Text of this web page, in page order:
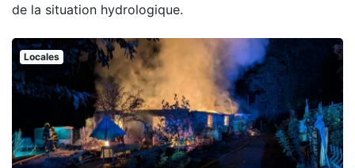
de la situation hydrologique.
Locales